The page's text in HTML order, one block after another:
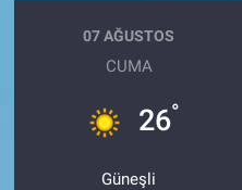
07 AĞUSTOS
CUMA
26°
Güneşli